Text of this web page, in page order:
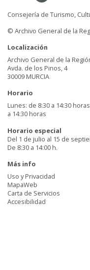
Consejería de Turismo,
© Archivo General de la
Localización
Archivo General de la
Avda. de los Pinos, 4
30009 MURCIA
Horario
Lunes: de 8:30 a 14:30
a 14:30 horas
Horario especial
Del 1 de julio al 15 de
De 8:30 a 14:00 h.
Más info
Uso y Privacidad
MapaWeb
Carta de Servicios
Accesibilidad